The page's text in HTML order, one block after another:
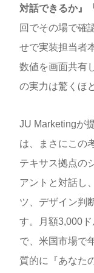
対話できるか』
回でその場で確
せで実装担当者
数値を画面共有
の実力は驚くほ
JU Marketingが
は、まさにこの
テキサス拠点の
アントと対話し
ツ、デザイン判
す。月額3,000
で、米国市場で
質的に『あなた